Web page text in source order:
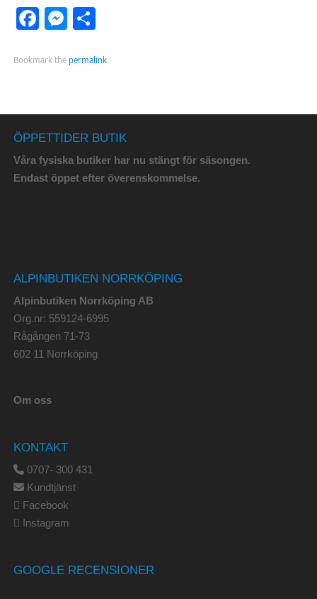
Facebook
Messenger
Dela
Bookmark the permalink.
ÖPPETTIDER BUTIK
Våra fysiska butiker har nu stängt för säsongen.
Endast öppet efter överenskommelse.
ALPINBUTIKEN NORRKÖPING
Alpinbutiken Norrköping AB
Org.nr: 559124-6995
Rågången 71-73
602 11 Norrköping
Om oss
KONTAKT
0707- 300 431
Kundtjänst
Facebook
Instagram
GOOGLE RECENSIONER